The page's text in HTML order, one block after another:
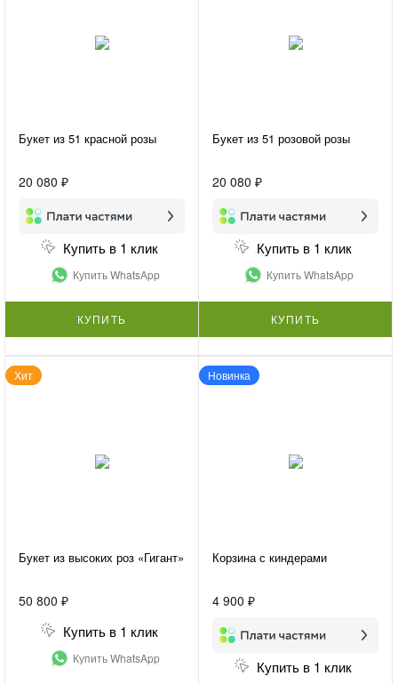
Букет из 51 красной розы
20 080 ₽
Купить в 1 клик
Купить WhatsApp
КУПИТЬ
Букет из 51 розовой розы
20 080 ₽
Купить в 1 клик
Купить WhatsApp
КУПИТЬ
Хит
Букет из высоких роз «Гигант»
50 800 ₽
Купить в 1 клик
Купить WhatsApp
Новинка
Корзина с киндерами
4 900 ₽
Купить в 1 клик